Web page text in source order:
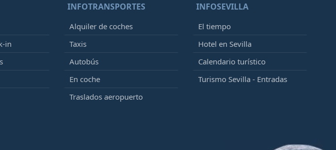
in
INFOTRANSPORTES
Alquiler de coches
Taxis
Autobús
En coche
Traslados aeropuerto
INFOSEVILLA
El tiempo
Hotel en Sevilla
Calendario turístico
Turismo Sevilla - Entradas